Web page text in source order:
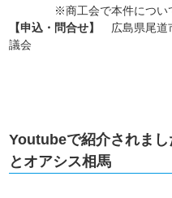
※商工会で本件についての
【申込・問合せ】
広島県尾道
議会
Youtubeで紹介されま
とオアシス相馬